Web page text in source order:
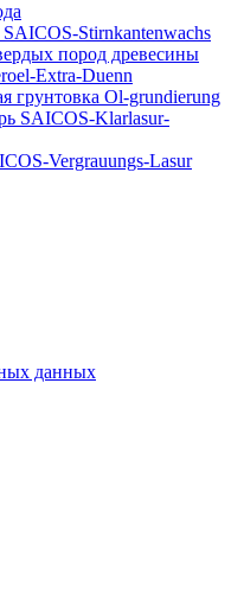
Stirnkantenwachs
пород древесины
Extra-Duenn
грунтовка Ol-grundierung
SAICOS-Klarlasur-
Vergrauungs-Lasur
данных